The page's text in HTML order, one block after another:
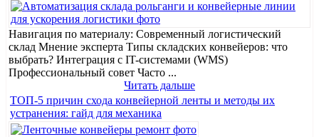
Навигация по материалу: Современный логистический
склад Мнение эксперта Типы складских конвейеров: что
выбрать? Интеграция с IT-системами (WMS)
Профессиональный совет Часто ...
Читать дальше
ТОП-5 причин схода конвейерной ленты и методы их
устранения: гайд для механика